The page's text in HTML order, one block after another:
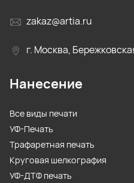
zakaz@artia.ru
г. Москва,
Нанесение
Все виды печати
УФ-Печать
Трафаретная печать
Круговая шелкография
УФ-ДТФ печать